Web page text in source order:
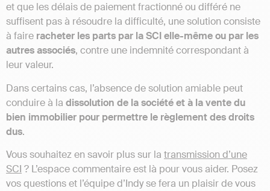
et que les délais de paiement fractionné ou différé ne
suffisent pas à résoudre la difficulté, une solution consiste
à faire racheter les parts par la SCI elle-même ou par les
autres associés, contre une indemnité correspondant à
leur valeur.
Dans certains cas, l’absence de solution amiable peut
conduire à la dissolution de la société et à la vente du
bien immobilier pour permettre le règlement des droits
dus.
Vous souhaitez en savoir plus sur la transmission d’une
SCI ? L’espace commentaire est là pour vous aider. Posez
vos questions et l’équipe d’Indy se fera un plaisir de vous